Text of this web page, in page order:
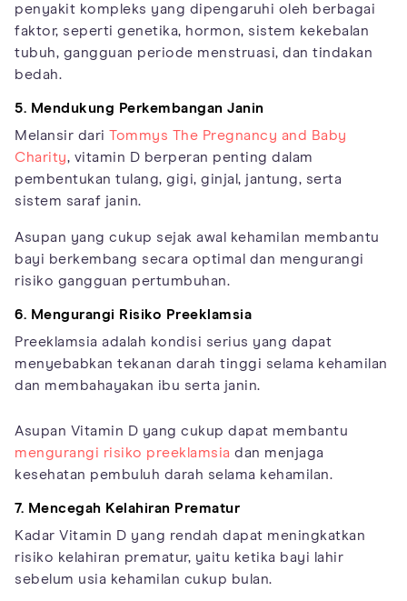
penyakit kompleks yang dipengaruhi oleh berbagai
faktor, seperti genetika, hormon, sistem kekebalan
tubuh, gangguan periode menstruasi, dan tindakan
bedah.
5. Mendukung Perkembangan Janin
Melansir dari Tommys The Pregnancy and Baby
Charity, vitamin D berperan penting dalam
pembentukan tulang, gigi, ginjal, jantung, serta
sistem saraf janin.
Asupan yang cukup sejak awal kehamilan membantu
bayi berkembang secara optimal dan mengurangi
risiko gangguan pertumbuhan.
6. Mengurangi Risiko Preeklamsia
Preeklamsia adalah kondisi serius yang dapat
menyebabkan tekanan darah tinggi selama kehamilan
dan membahayakan ibu serta janin.
Asupan Vitamin D yang cukup dapat membantu
mengurangi risiko preeklamsia dan menjaga
kesehatan pembuluh darah selama kehamilan.
7. Mencegah Kelahiran Prematur
Kadar Vitamin D yang rendah dapat meningkatkan
risiko kelahiran prematur, yaitu ketika bayi lahir
sebelum usia kehamilan cukup bulan.